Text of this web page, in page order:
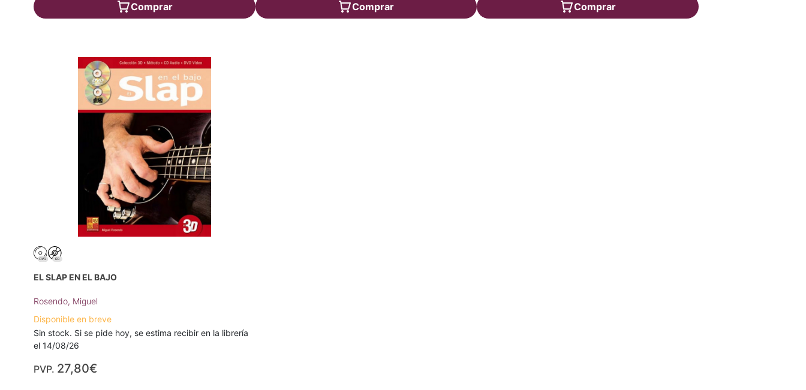
Comprar Comprar Comprar
EL SLAP EN EL BAJO
Rosendo, Miguel
Disponible en breve
Sin stock. Si se pide hoy, se estima recibir en la librería
el 14/08/26
PVP. 27,80€